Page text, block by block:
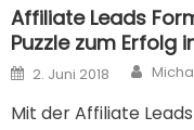
Affiliate Leads
Puzzle zum Erfolg
Posted on
2. Juni 2018
Mit der Affiliate